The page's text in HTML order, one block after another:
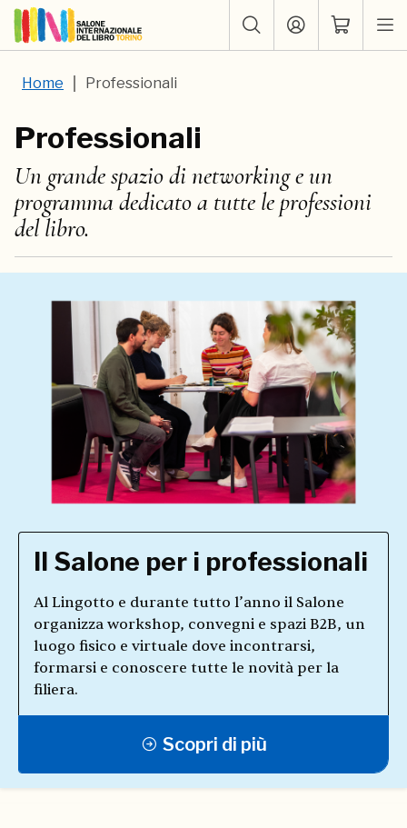
Home Professionali
Professionali
Un grande spazio di networking e un
programma dedicato a tutte le professioni
del libro.
Il Salone per i professionali
Al Lingotto e durante tutto l’anno il Salone
organizza workshop, convegni e spazi B2B, un
luogo fisico e virtuale dove incontrarsi,
formarsi e conoscere tutte le novità per la
filiera.
Scopri di più